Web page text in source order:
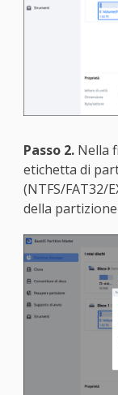
Passo 2.Nella
etichetta di
(NTFS/FAT32/
della partizione